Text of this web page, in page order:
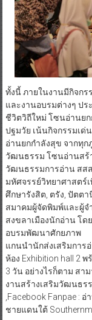
ทั้งนี้ ภายในงานมีกิจกร
และงานอบรมต่างๆ ป
ชีวิตวิถีใหม่ โซนอ่านย
ปฐมวัย เน้นกิจกรรมเด่
อ่านยกกำลังสุข จากทุ
วัฒนธรรม โซนอ่านสร้
วัฒนธรรมการอ่าน สส
มหัศจรรย์วิทยาศาสตร์
ศึกษารังสิต, ตรัง, ปัตต
สมาคมผู้จัดพิมพ์และผู้จ
สงขลาเมืองนักอ่าน โด
อบรมพัฒนาศักยภาพ
แกนนำนักส่งเสริมการ
ห้อง Exhibition hall 2
3 วัน อย่างไรก็ตาม สา
งานสร้างเสริมวัฒนธร
,Facebook Fanpae :
ชายแดนใต้